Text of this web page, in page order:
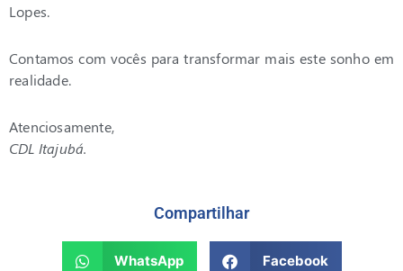
Lopes.
Contamos com vocês para transformar mais este sonho em
realidade.
Atenciosamente,
CDL Itajubá.
Compartilhar
WhatsApp Facebook